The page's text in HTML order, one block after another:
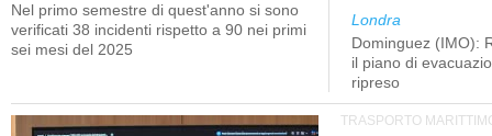
Nel primo semestre di quest'anno si sono
verificati 38 incidenti rispetto a 90 nei primi
sei mesi del 2025
Londra
Dominguez (IMO):
il piano di
ripreso
TRASPORTO